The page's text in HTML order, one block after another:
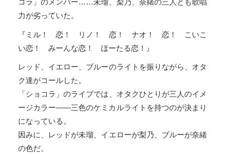
コラ」のメンバー……未瑠、梨乃、奈緒の三人とも歌唱
力が劣っていた。
『ミル！ 恋！ リノ！ 恋！ ナオ！ 恋！ こいこ
い恋！ みーんな恋！ ほーたる恋！』
レッド、イエロー、ブルーのライトを振りながら、オタ
ク達がコールした。
「ショコラ」のライブでは、オタクひとりが三人のイメ
ージカラー――三色のケミカルライトを持つのが決まり
になっている。
因みに、レッドが未瑠、イエローが梨乃、ブルーが奈緒
の色だ。